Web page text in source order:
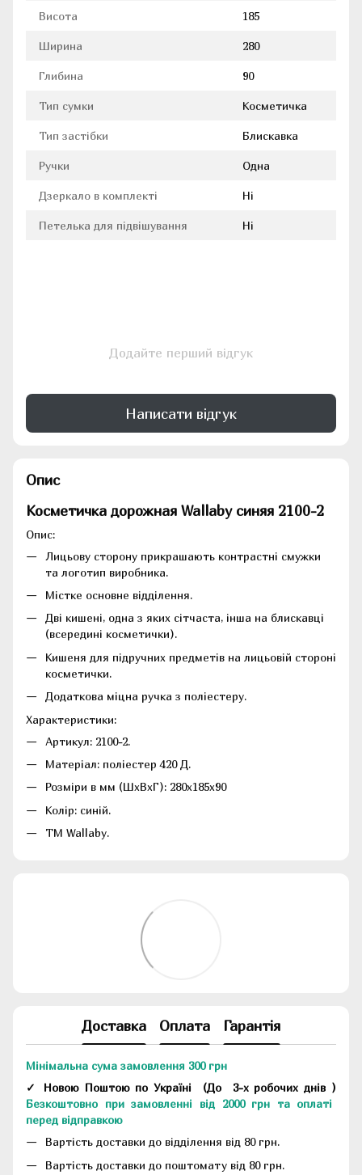
Висота 185
Ширина 280
Глибина 90
Тип сумки Косметичка
Тип застібки Блискавка
Ручки Одна
Дзеркало в комплекті Ні
Петелька для підвішування Ні
Додайте перший відгук
Написати відгук
Опис
Косметичка дорожная Wallaby синяя 2100-2
Опис:
Лицьову сторону прикрашають контрастні смужки
та логотип виробника.
Містке основне відділення.
Дві кишені, одна з яких сітчаста, інша на блискавці
(всередині косметички).
Кишеня для підручних предметів на лицьовій стороні
косметички.
Додаткова міцна ручка з поліестеру.
Характеристики:
Артикул: 2100-2.
Матеріал: поліестер 420 Д.
Розміри в мм (ШхВхГ): 280x185x90
Колір: синій.
ТМ Wallaby.
Доставка Оплата Гарантія
Мінімальна сума замовлення 300 грн
✓ Новою Поштою по Україні (До 3-х робочих днів )
Безкоштовно при замовленні від 2000 грн та оплаті
перед відправкою
Вартість доставки до відділення від 80 грн.
Вартість доставки до поштомату від 80 грн.